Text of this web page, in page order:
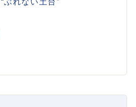
ぶれない土台”